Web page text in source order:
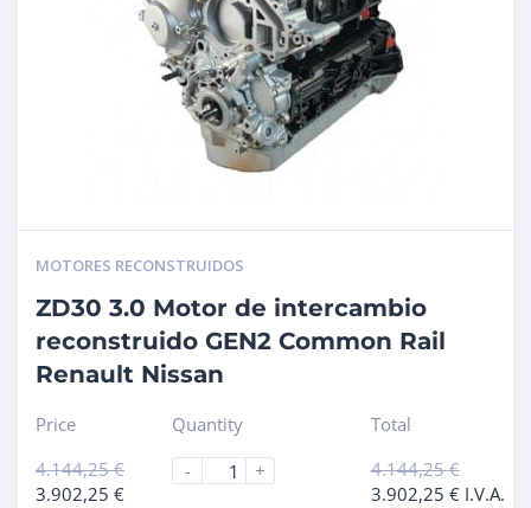
MOTORES RECONSTRUIDOS
ZD30 3.0 Motor de intercambio
reconstruido GEN2 Common Rail
Renault Nissan
Price
4.144,25€
3.902,25 €
Quantity
-
+
Total
4.144,25€
3.902,25 € I.V.A.